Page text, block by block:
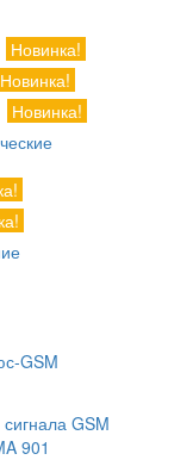
Новинка!
Новинка!
Новинка!
GSM
GSM
901